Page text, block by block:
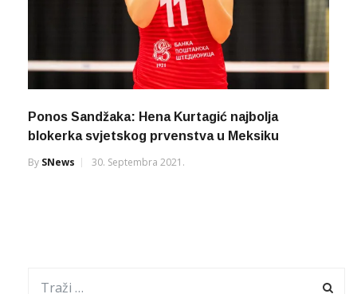
Ponos Sandžaka: Hena Kurtagić najbolja
blokerka svjetskog prvenstva u Meksiku
By SNews 30. Septembra 2021.